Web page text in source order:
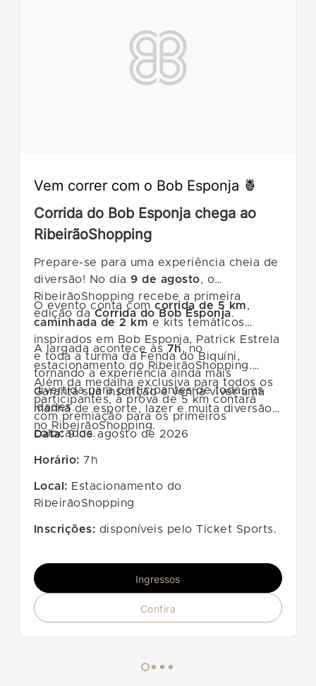
Vem correr com o Bob Esponja 🍍
Corrida do Bob Esponja chega ao
RibeirãoShopping
Prepare-se para uma experiência cheia de
diversão! No dia9 de agosto, o
RibeirãoShopping recebe a primeira
edição da Corrida do Bob Esponja.
O evento conta comcorrida de 5 km,
caminhada de 2 km e kits temáticos
inspirados em Bob Esponja, Patrick Estrela
e toda a turma da Fenda do Biquíni,
tornando a experiência ainda mais
divertida para participantes de todas as
idades.
A largada acontece às 7h, no
estacionamento do RibeirãoShopping.
Além da medalha exclusiva para todos os
participantes, a prova de 5 km contará
com premiação para os primeiros
colocados.
Garanta sua inscrição e venha viver uma
manhã de esporte, lazer e muita diversão
no RibeirãoShopping.
Data:9 de agosto de 2026
Horário: 7h
Local: Estacionamento do
RibeirãoShopping
Inscrições: disponíveis pelo Ticket Sports.
Ingressos
Confira